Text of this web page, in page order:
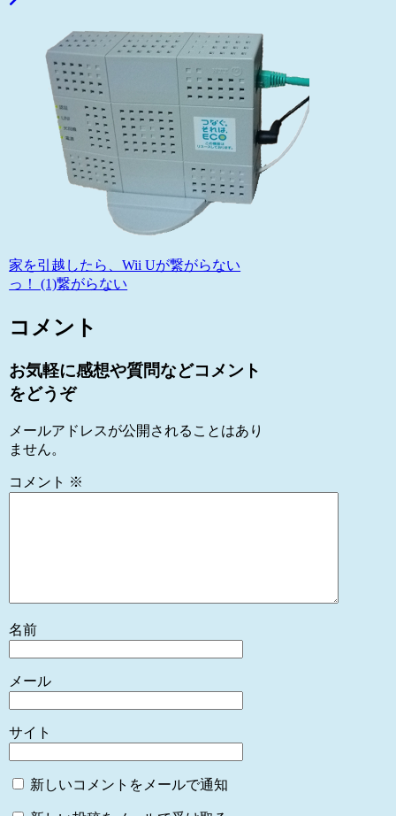
家を引越したら、Wii Uが繋がらない
っ！ (1)繋がらない
コメント
お気軽に感想や質問などコメント
をどうぞ
メールアドレスが公開されることはあり
ません。
コメント ※
名前
メール
サイト
新しいコメントをメールで通知